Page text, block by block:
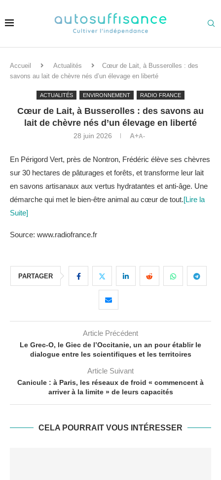
Accueil Actualités
Cœur de Lait, à Busserolles : des
savons au lait de chèvre nés d’un élevage en liberté
ACTUALITÉS ENVIRONNEMENT RADIO FRANCE
Cœur de Lait, à Busserolles : des savons au
lait de chèvre nés d’un élevage en liberté
28 juin 2026 A+A-
En Périgord Vert, près de Nontron, Frédéric élève ses chèvres
sur 30 hectares de pâturages et forêts, et transforme leur lait
en savons artisanaux aux vertus hydratantes et anti-âge. Une
démarche qui met le bien-être animal au cœur de tout.[Lire la
Suite]
Source: www.radiofrance.fr
PARTAGER
Article Précédent
Le Grec-O, le Giec de l’Occitanie, un an pour établir le
dialogue entre les scientifiques et les territoires
Article Suivant
Canicule : à Paris, les réseaux de froid « commencent à
arriver à la limite » de leurs capacités
CELA POURRAIT VOUS INTÉRESSER